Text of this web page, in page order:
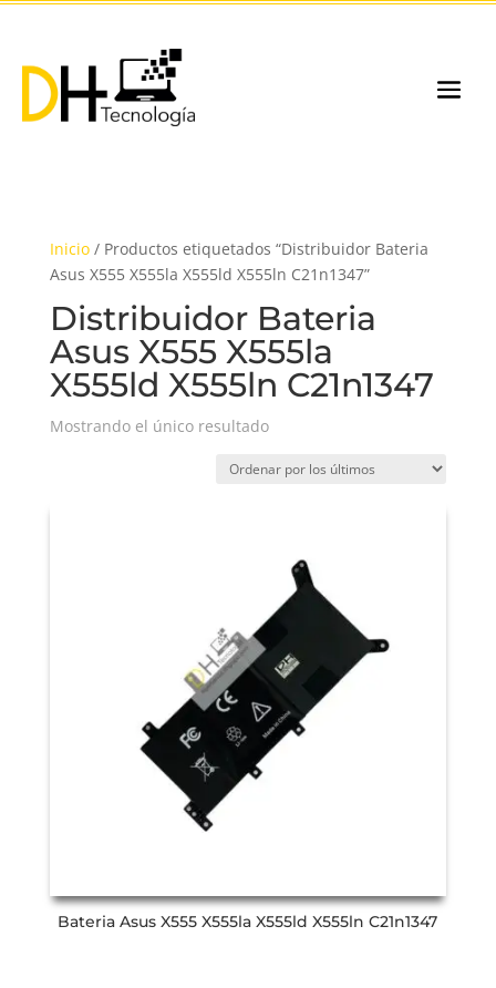
Inicio/ Productos etiquetados “Distribuidor Bateria
Asus X555 X555la X555ld X555ln C21n1347”
Distribuidor Bateria
Asus X555 X555la
X555ld X555ln C21n1347
Mostrando el único resultado
Bateria Asus X555 X555la X555ld X555ln C21n1347